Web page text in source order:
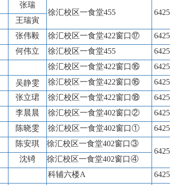
张瑞
徐汇校区一食堂455
王瑞寅
张伟毅 徐汇校区一食堂422窗口⑰
何伟立 徐汇校区一食堂455
徐汇校区一食堂422窗口⑯
吴静雯 徐汇校区一食堂422窗口⑯
张立珺 徐汇校区一食堂422窗口⑱
李晨晨 徐汇校区一食堂402窗口②
陈晓雯 徐汇校区一食堂402窗口①
陈安琪 徐汇校区一食堂402窗口③
沈锜 徐汇校区一食堂402窗口④
科辅六楼A